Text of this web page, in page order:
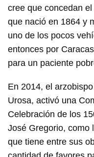
cree que concedan
que nació en 1864 y
uno de los pocos
entonces por
para un paciente
En 2014, el
Urosa, activó una
Celebración de los
José Gregorio, como
que tiene entre sus